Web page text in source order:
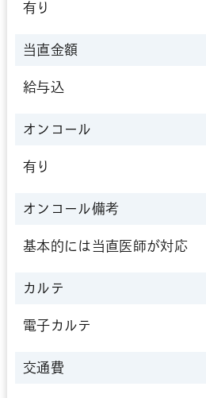
有り
当直金額
給与込
オンコール
有り
オンコール備考
基本的には当直医師が対応
カルテ
電子カルテ
交通費